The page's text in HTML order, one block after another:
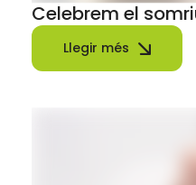
Celebrem el
Llegir més